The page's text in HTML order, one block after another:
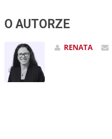
O AUTORZE
RENATA